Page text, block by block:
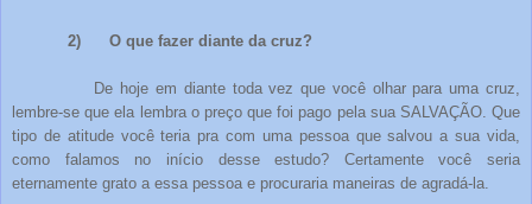
2) O que fazer diante da cruz?
De hoje em diante toda vez que você olhar para uma cruz,
lembre-se que ela lembra o preço que foi pago pela sua SALVAÇÃO. Que
tipo de atitude você teria pra com uma pessoa que salvou a sua vida,
como falamos no início desse estudo? Certamente você seria
eternamente grato a essa pessoa e procuraria maneiras de agradá-la.